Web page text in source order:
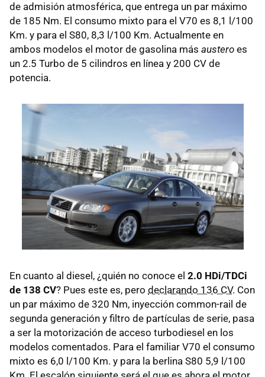
de admisión atmosférica, que entrega un par máximo
de 185 Nm. El consumo mixto para el V70 es 8,1 l/100
Km. y para el S80, 8,3 l/100 Km. Actualmente en
ambos modelos el motor de gasolina más austero es
un 2.5 Turbo de 5 cilindros en línea y 200 CV de
potencia.
En cuanto al diesel, ¿quién no conoce el 2.0 HDi/TDCi
de 138 CV? Pues este es, pero declarando 136 CV. Con
un par máximo de 320 Nm, inyección common-rail de
segunda generación y filtro de partículas de serie, pasa
a ser la motorización de acceso turbodiesel en los
modelos comentados. Para el familiar V70 el consumo
mixto es 6,0 l/100 Km. y para la berlina S80 5,9 l/100